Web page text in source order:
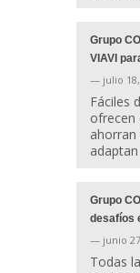
Grupo
VIAVI
— julio 18,
Fáciles
ofrecen
adaptan
Grupo
desafíos
— junio
Todas